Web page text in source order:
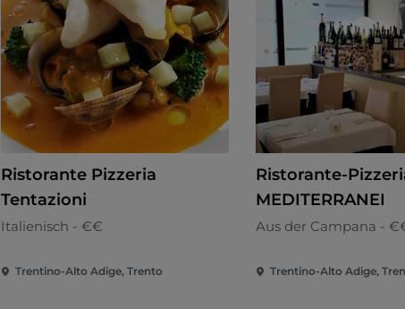
Ristorante Pizzeria
Tentazioni
Italienisch - €€
Trentino-Alto Adige, Trento
Ristorante-
MEDITERRANEI
Aus der Campana -
Trentino-Alto Adige,